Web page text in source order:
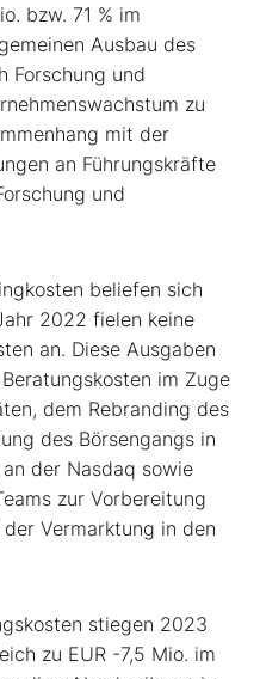
bzw. 71 % im
Ausbau des
Forschung und
zu
mit der
an Führungskräfte
und
beliefen sich
2022 fielen keine
an. Diese Ausgaben
im Zuge
dem Rebranding des
des Börsengangs in
der Nasdaq sowie
zur Vorbereitung
Vermarktung in den
stiegen 2023
zu EUR -7,5 Mio. im